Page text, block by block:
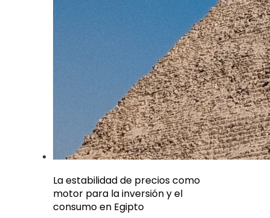
La estabilidad de precios como
motor para la inversión y el
consumo en Egipto